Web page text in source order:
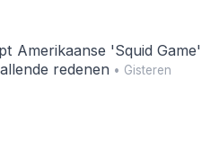
Amerikaanse 'Squid Game'
redenen• Gisteren